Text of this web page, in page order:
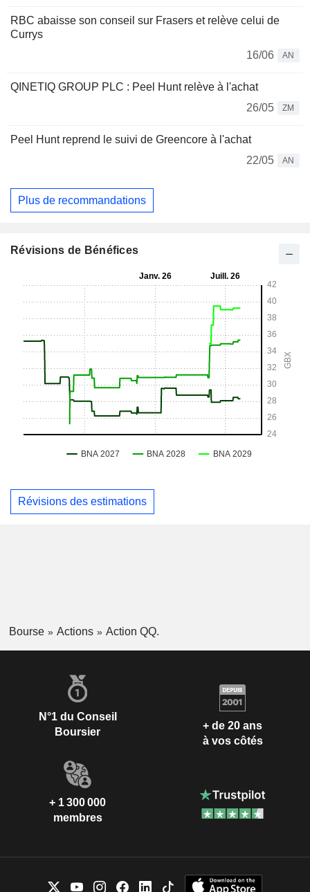
RBC abaisse son conseil sur Frasers et relève celui de
Currys
16/06
AN
QINETIQ GROUP PLC : Peel Hunt relève à l'achat
26/05
ZM
Peel Hunt reprend le suivi de Greencore à l'achat
22/05
AN
Plus de recommandations
Révisions de Bénéfices
Révisions des estimations
Bourse Actions Action QQ.
N°1 du Conseil
Boursier
+ de 20 ans
à vos côtés
+ 1 300 000
membres